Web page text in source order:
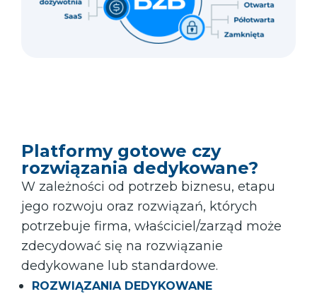
Platformy gotowe czy
rozwiązania dedykowane?
W zależności od potrzeb biznesu, etapu
jego rozwoju oraz rozwiązań, których
potrzebuje firma, właściciel/zarząd może
zdecydować się na rozwiązanie
dedykowane lub standardowe.
ROZWIĄZANIA DEDYKOWANE